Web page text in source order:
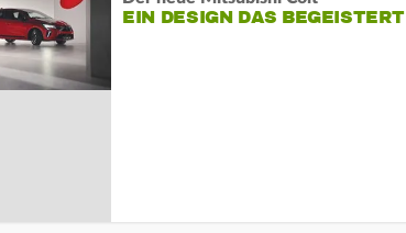
EIN DESIGN DAS BEGEISTERT